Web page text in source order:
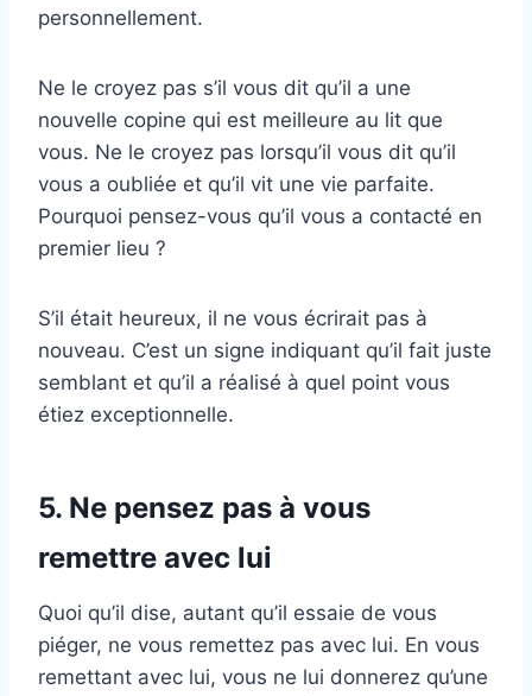
personnellement.
Ne le croyez pas s’il vous dit qu’il a une
nouvelle copine qui est meilleure au lit que
vous. Ne le croyez pas lorsqu’il vous dit qu’il
vous a oubliée et qu’il vit une vie parfaite.
Pourquoi pensez-vous qu’il vous a contacté en
premier lieu ?
S’il était heureux, il ne vous écrirait pas à
nouveau. C’est un signe indiquant qu’il fait juste
semblant et qu’il a réalisé à quel point vous
étiez exceptionnelle.
5. Ne pensez pas à vous
remettre avec lui
Quoi qu’il dise, autant qu’il essaie de vous
piéger, ne vous remettez pas avec lui. En vous
remettant avec lui, vous ne lui donnerez qu’une